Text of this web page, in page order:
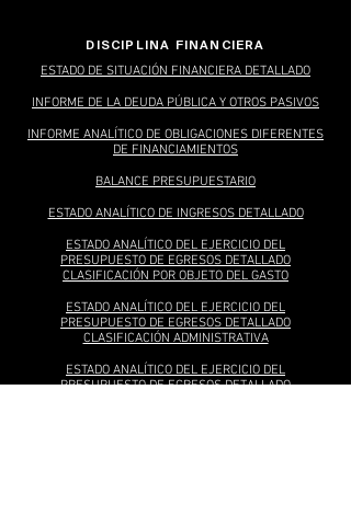
DISCIPLINA FINANCIERA
ESTADO DE SITUACIÓN FINANCIERA DETALLADO
INFORME DE LA DEUDA PÚBLICA Y OTROS PASIVOS
INFORME ANALÍTICO DE OBLIGACIONES DIFERENTES
DE FINANCIAMIENTOS
BALANCE PRESUPUESTARIO
ESTADO ANALÍTICO DE INGRESOS DETALLADO
ESTADO ANALÍTICO DEL EJERCICIO DEL
PRESUPUESTO DE EGRESOS DETALLADO
CLASIFICACIÓN POR OBJETO DEL GASTO
ESTADO ANALÍTICO DEL EJERCICIO DEL
PRESUPUESTO DE EGRESOS DETALLADO
CLASIFICACIÓN ADMINISTRATIVA
ESTADO ANALÍTICO DEL EJERCICIO DEL
PRESUPUESTO DE EGRESOS DETALLADO